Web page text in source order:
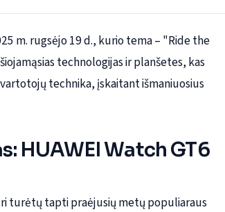
m. rugsėjo 19 d., kurio tema – "Ride the
technologijas ir planšetes, kas
technika, įskaitant išmaniuosius
HUAWEI Watch GT6
turėtų tapti praėjusių metų populiaraus